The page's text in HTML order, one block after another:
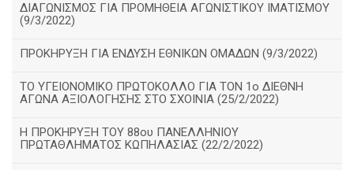
ΔΙΑΓΩΝΙΣΜΟΣ ΓΙΑ ΠΡΟΜΗΘΕΙΑ ΑΓΩΝΙΣΤΙΚΟΥ ΙΜΑΤΙΣΜΟΥ
(9/3/2022)
ΠΡΟΚΗΡΥΞΗ ΓΙΑ ΕΝΔΥΣΗ ΕΘΝΙΚΩΝ ΟΜΑΔΩΝ (9/3/2022)
ΤΟ ΥΓΕΙΟΝΟΜΙΚΟ ΠΡΩΤΟΚΟΛΛΟ ΓΙΑ ΤΟΝ 1ο ΔΙΕΘΝΗ
ΑΓΩΝΑ ΑΞΙΟΛΟΓΗΣΗΣ ΣΤΟ ΣΧΟΙΝΙΑ (25/2/2022)
Η ΠΡΟΚΗΡΥΞΗ ΤΟΥ 88ου ΠΑΝΕΛΛΗΝΙΟΥ
ΠΡΩΤΑΘΛΗΜΑΤΟΣ ΚΩΠΗΛΑΣΙΑΣ (22/2/2022)